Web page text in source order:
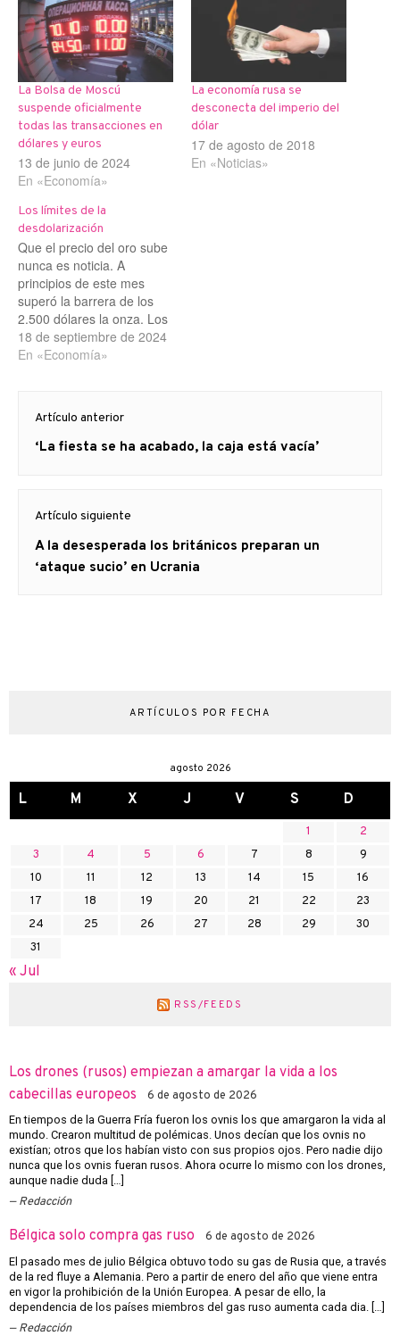
La Bolsa de Moscú
suspende oficialmente
todas las transacciones en
dólares y euros
13 de junio de 2024
En «Economía»
La economía rusa se
desconecta del imperio del
dólar
17 de agosto de 2018
En «Noticias»
Los límites de la
desdolarización
Que el precio del oro sube
nunca es noticia. A
principios de este mes
superó la barrera de los
2.500 dólares la onza. Los
bancos centrales siguen
deshaciéndose de sus
subiendo, en parte porque
muchos países y
particulares lo compran
18 de septiembre de 2024
En «Economía»
de
entradas
Artículo anterior
Artículo
‘La fiesta se ha acabado, la caja está vacía’
Artículo siguiente
Artículo
siguiente:
A la desesperada los británicos preparan un
‘ataque sucio’ en Ucrania
ARTÍCULOS POR FECHA
agosto 2026
L M X J V S D
1
2
3
4 5 6 7 8
9
10
11 12 13 14 15
16
17
18 19 20 21 22
23
24
25 26 27 28 29
30
31
« Jul
RSS/FEEDS
Los drones (rusos) empiezan a amargar la vida a los
cabecillas europeos
6 de agosto de 2026
En tiempos de la Guerra Fría fueron los ovnis los que amargaron la vida al
mundo. Crearon multitud de polémicas. Unos decían que los ovnis no
existían; otros que los habían visto con sus propios ojos. Pero nadie dijo
nunca que los ovnis fueran rusos. Ahora ocurre lo mismo con los drones,
aunque nadie duda […]
Redacción
Bélgica solo compra gas ruso 6 de agosto de 2026
El pasado mes de julio Bélgica obtuvo todo su gas de Rusia que, a través
de la red fluye a Alemania. Pero a partir de enero del año que viene entra
en vigor la prohibición de la Unión Europea. A pesar de ello, la
dependencia de los países miembros del gas ruso aumenta cada dia. […]
Redacción